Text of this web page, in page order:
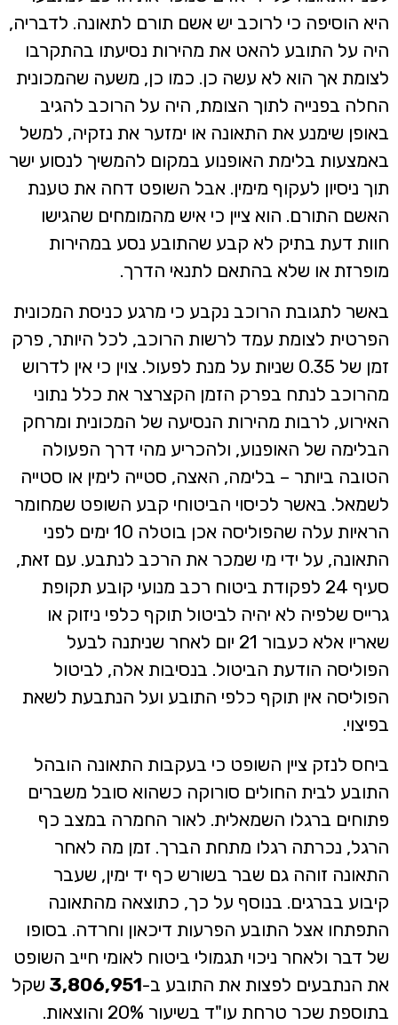
היא הוסיפה כי לרוכב יש אשם תורם לתאונה. לדבריה,
היה על התובע להאט את מהירות נסיעתו בהתקרבו
לצומת אך הוא לא עשה כן. כמו כן, משעה שהמכונית
החלה בפנייה לתוך הצומת, היה על הרוכב להגיב
באופן שימנע את התאונה או ימזער את נזקיה, למשל
באמצעות בלימת האופנוע במקום להמשיך לנסוע ישר
תוך ניסיון לעקוף מימין. אבל השופט דחה את טענת
האשם התורם. הוא ציין כי איש מהמומחים שהגישו
חוות דעת בתיק לא קבע שהתובע נסע במהירות
מופרזת או שלא בהתאם לתנאי הדרך.
באשר לתגובת הרוכב נקבע כי מרגע כניסת המכונית
הפרטית לצומת עמד לרשות הרוכב, לכל היותר, פרק
זמן של 0.35 שניות על מנת לפעול. צוין כי אין לדרוש
מהרוכב לנתח בפרק הזמן הקצרצר את כלל נתוני
האירוע, לרבות מהירות הנסיעה של המכונית ומרחק
הבלימה של האופנוע, ולהכריע מהי דרך הפעולה
הטובה ביותר – בלימה, האצה, סטייה לימין או סטייה
לשמאל. באשר לכיסוי הביטוחי קבע השופט שמחומר
הראיות עלה שהפוליסה אכן בוטלה 10 ימים לפני
התאונה, על ידי מי שמכר את הרכב לנתבע. עם זאת,
סעיף 24 לפקודת ביטוח רכב מנועי קובע תקופת
גרייס שלפיה לא יהיה לביטול תוקף כלפי ניזוק או
שאריו אלא כעבור 21 יום לאחר שניתנה לבעל
הפוליסה הודעת הביטול. בנסיבות אלה, לביטול
הפוליסה אין תוקף כלפי התובע ועל הנתבעת לשאת
בפיצוי.
ביחס לנזק ציין השופט כי בעקבות התאונה הובהל
התובע לבית החולים סורוקה כשהוא סובל משברים
פתוחים ברגלו השמאלית. לאור החמרה במצב כף
הרגל, נכרתה רגלו מתחת הברך. זמן מה לאחר
התאונה זוהה גם שבר בשורש כף יד ימין, שעבר
קיבוע בברגים. בנוסף על כך, כתוצאה מהתאונה
התפתחו אצל התובע הפרעות דיכאון וחרדה. בסופו
של דבר ולאחר ניכוי תגמולי ביטוח לאומי חייב השופט
את הנתבעים לפצות את התובע ב-3,806,951 שקל
בתוספת שכר טרחת עו"ד בשיעור 20% והוצאות.